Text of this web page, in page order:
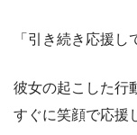
「引き続き応援し
彼女の起こした行
すぐに笑顔で応援